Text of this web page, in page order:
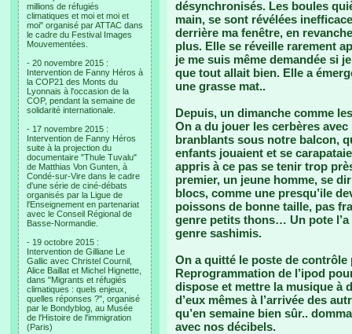
millions de réfugiés
climatiques et moi et moi et
moi" organisé par ATTAC dans
le cadre du Festival Images
Mouvementées.
- 20 novembre 2015 :
Intervention de Fanny Héros à
la COP21 des Monts du
Lyonnais à l'occasion de la
COP, pendant la semaine de
solidarité internationale.
- 17 novembre 2015 :
Intervention de Fanny Héros
suite à la projection du
documentaire "Thule Tuvalu"
de Matthias Von Gunten, à
Condé-sur-Vire dans le cadre
d'une série de ciné-débats
organisés par la Ligue de
l'Enseignement en partenariat
avec le Conseil Régional de
Basse-Normandie.
- 19 octobre 2015 :
Intervention de Gilliane Le
Gallic avec Christel Cournil,
Alice Baillat et Michel Hignette,
dans "Migrants et réfugiés
climatiques : quels enjeux,
quelles réponses ?", organisé
par le Bondyblog, au Musée
de l'Histoire de l'immigration
(Paris)
désynchronisés. Les boules
main, se sont révélées
derrière ma fenêtre, en
plus. Elle se réveille rarement
je me suis même demandée si
que tout allait bien. Elle a
une grasse mat..
Depuis, un dimanche comme
On a du jouer les cerbères
branblants sous notre balcon,
enfants jouaient et se
appris à ce pas se tenir trop
premier, un jeune homme, se
blocs, comme une presqu’ile
poissons de bonne taille, pas
genre petits thons… Un pote
genre sashimis.
On a quitté le poste de
Reprogrammation de l’ipod
dispose et mettre la musique à
d’eux mêmes à l’arrivée des
qu’en semaine bien sûr..
avec nos décibels.